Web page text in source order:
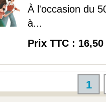
À l'occasion du
à...
Prix TTC : 16,50
1